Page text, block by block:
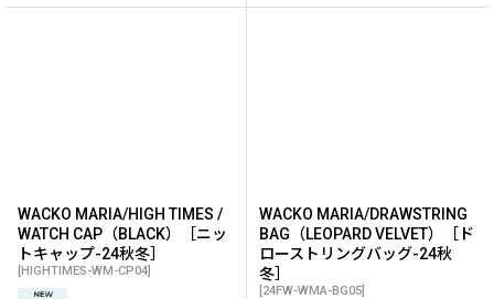
WACKO MARIA/HIGH TIMES /
WATCH CAP（BLACK）［ニッ
トキャップ-24秋冬］
[HIGHTIMES-WM-CP04]
WACKO MARIA/DRAWSTRING
BAG（LEOPARD VELVET）［ド
ローストリングバッグ-24秋
冬］
[24FW-WMA-BG05]